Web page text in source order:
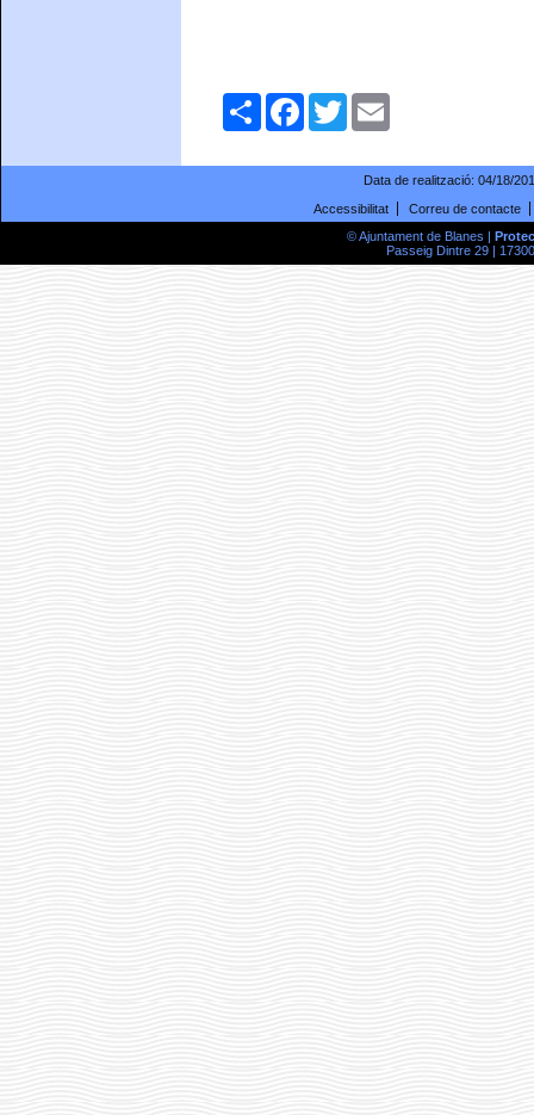
ComparteixFacebookTwitter
Data de realització: 04/18/
Accessibilitat
Correu de contacte
© Ajuntament de Blanes |
Passeig Dintre 29 |